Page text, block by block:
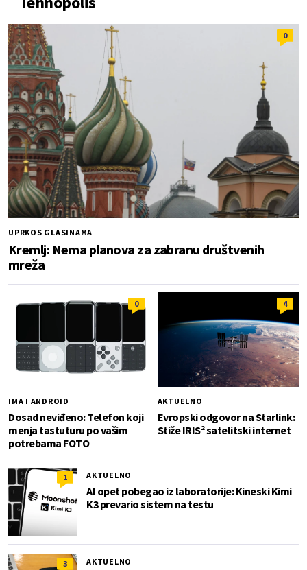
0
UPRKOS GLASINAMA
Kremlj: Nema planova za zabranu društvenih
mreža
0
IMA I ANDROID
Dosad neviđeno: Telefon koji
menja tastuturu po vašim
potrebama FOTO
4
AKTUELNO
Evropski odgovor na Starlink:
Stiže IRIS² satelitski internet
1 AKTUELNO
AI opet pobegao iz laboratorije: Kineski Kimi
K3 prevario sistem na testu
3 AKTUELNO